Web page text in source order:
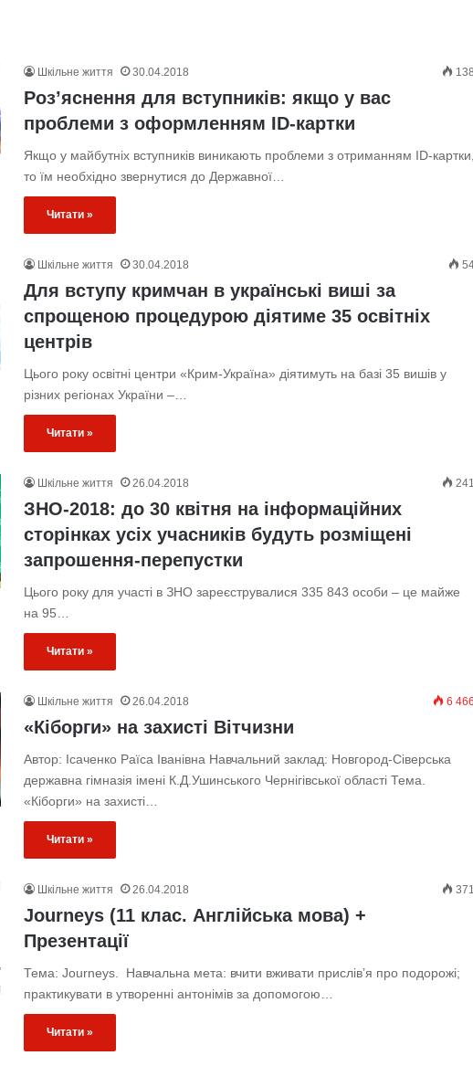
Шкільне життя 30.04.2018 138
Роз’яснення для вступників: якщо у вас
проблеми з оформленням ID-картки
Якщо у майбутніх вступників виникають проблеми з отриманням ID-картки,
то їм необхідно звернутися до Державної…
Читати »
Шкільне життя 30.04.2018
Для вступу кримчан в українські виші за
спрощеною процедурою діятиме 35 освітніх
центрів
Цього року освітні центри «Крим-Україна» діятимуть на базі 35 вишів у
різних регіонах України –…
Читати »
Шкільне життя 26.04.2018 241
ЗНО-2018: до 30 квітня на інформаційних
сторінках усіх учасників будуть розміщені
запрошення-перепустки
Цього року для участі в ЗНО зареєструвалися 335 843 особи – це майже
на 95…
Читати »
Шкільне життя 26.04.2018 6 466
«Кіборги» на захисті Вітчизни
Автор: Ісаченко Раїса Іванівна Навчальний заклад: Новгород-Сіверська
державна гімназія імені К.Д.Ушинського Чернігівської області Тема.
«Кіборги» на захисті…
Читати »
Шкільне життя 26.04.2018 371
Journeys (11 клас. Англійська мова) +
Презентації
Тема: Journeys. Навчальна мета: вчити вживати прислів’я про подорожі;
практикувати в утворенні антонімів за допомогою…
Читати »